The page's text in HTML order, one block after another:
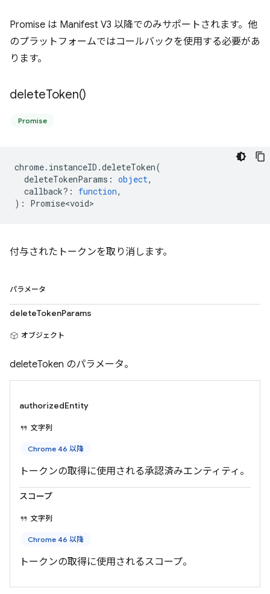
Promise は Manifest V3 以降でのみサポートされます。他
のプラットフォームではコールバックを使用する必要があ
ります。
deleteToken()
Promise
chrome. instanceID .deleteToken(
deleteTokenParams : object,
callback? : function,
) : Promise<void>
付与されたトークンを取り消します。
パラメータ
deleteTokenParams
オブジェクト
deleteToken のパラメータ。
authorizedEntity
文字列
Chrome 46 以降
トークンの取得に使用される承認済みエンティティ。
スコープ
文字列
Chrome 46 以降
トークンの取得に使用されるスコープ。